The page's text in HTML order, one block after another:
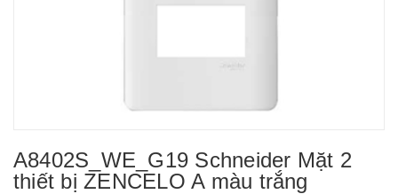
A8402S_WE_G19 Schneider Mặt 2
thiết bị ZENCELO A màu trắng